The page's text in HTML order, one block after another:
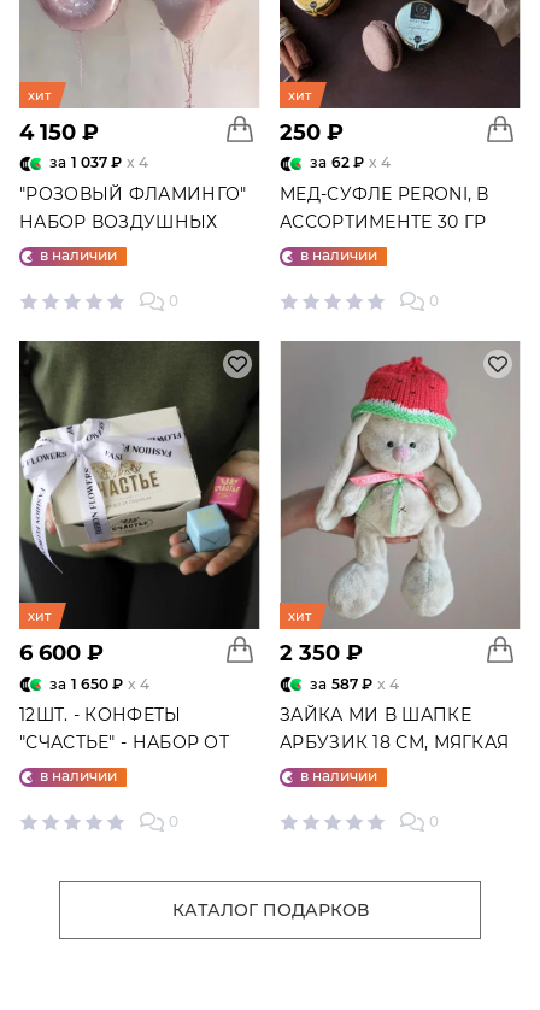
хит
4 150 ₽
за 1 037 ₽ x 4
"РОЗОВЫЙ ФЛАМИНГО"
НАБОР ВОЗДУШНЫХ
ШАРОВ №25
в наличии
0
хит
250 ₽
за 62 ₽ x 4
МЕД-СУФЛЕ PERONI, В
АССОРТИМЕНТЕ 30 ГР
в наличии
0
хит
6 600 ₽
за 1 650 ₽ x 4
12ШТ. - КОНФЕТЫ
"СЧАСТЬЕ" - НАБОР ОТ
"ФАБРИКИ СЧАСТЬЕ"
в наличии
0
хит
2 350 ₽
за 587 ₽ x 4
ЗАЙКА МИ В ШАПКЕ
АРБУЗИК 18 СМ, МЯГКАЯ
ИГРУШКА
в наличии
0
КАТАЛОГ ПОДАРКОВ